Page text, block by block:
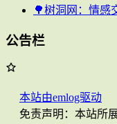
🌳树洞网：情感
公告栏
本站由emlog驱动
免责声明：本站所